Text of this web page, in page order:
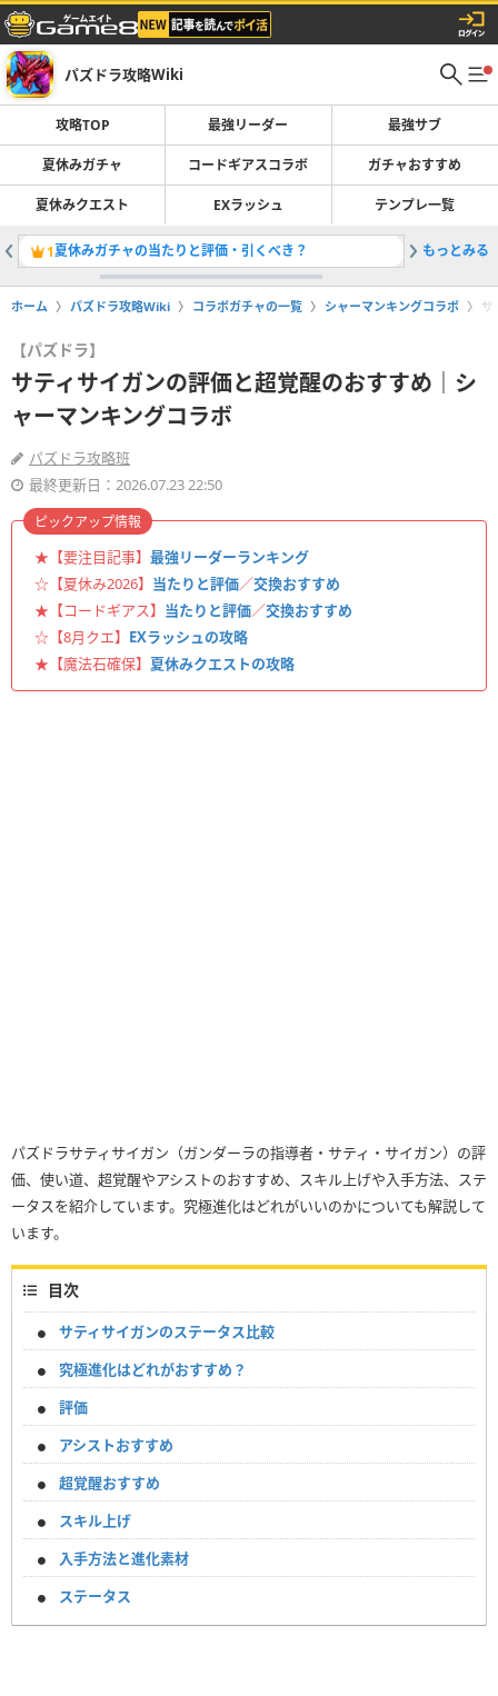
パズドラ攻略Wiki
攻略TOP 最強リーダー 最強サブ
夏休みガチャ コードギアスコラボ ガチャおすすめ
夏休みクエスト EXラッシュ テンプレ一覧
1夏休みガチャの当たりと評価・引くべき？ 2最強リ
もっとみる
ホーム パズドラ攻略Wiki コラボガチャの一覧 シャーマンキングコラボ サ
【パズドラ】
サティサイガンの評価と超覚醒のおすすめ｜シ
ャーマンキングコラボ
パズドラ攻略班
最終更新日：2026.07.23 22:50
★【要注目記事】 最強リーダーランキング
☆【夏休み2026】 当たりと評価／交換おすすめ
★【コードギアス】 当たりと評価／交換おすすめ
☆【8月クエ】 EXラッシュの攻略
★【魔法石確保】 夏休みクエストの攻略
ピックアップ情報
パズドラサティサイガン（ガンダーラの指導者・サティ・サイガン）の評
価、使い道、超覚醒やアシストのおすすめ、スキル上げや入手方法、ステ
ータスを紹介しています。究極進化はどれがいいのかについても解説して
います。
目次
サティサイガンのステータス比較
究極進化はどれがおすすめ？
評価
アシストおすすめ
超覚醒おすすめ
スキル上げ
入手方法と進化素材
ステータス